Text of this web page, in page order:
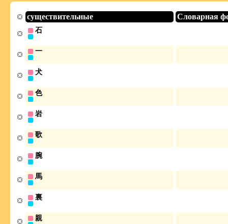
существительные Словарная
石
一
犬
色
岩
歌
腕
馬
裏
親